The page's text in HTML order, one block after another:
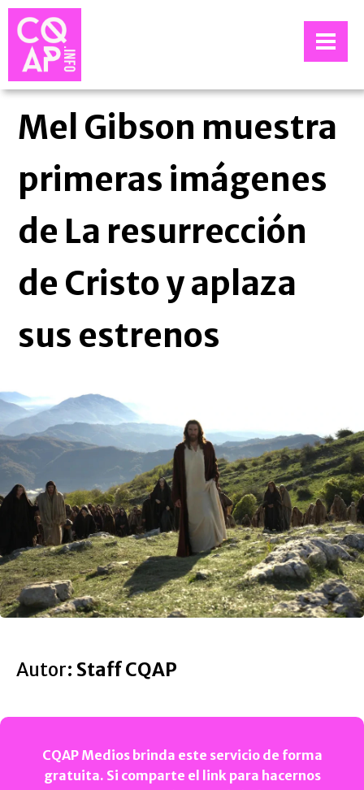
Mel Gibson muestra
primeras imágenes
de La resurrección
de Cristo y aplaza
sus estrenos
Autor: Staff CQAP
CQAP Medios brinda este servicio de forma
gratuita. Si comparte el link para hacernos